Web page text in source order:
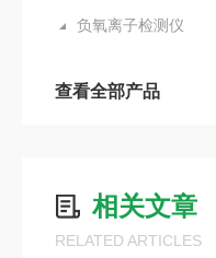
负氧离子检测仪
查看全部产品
相关文章
RELATED ARTICLES